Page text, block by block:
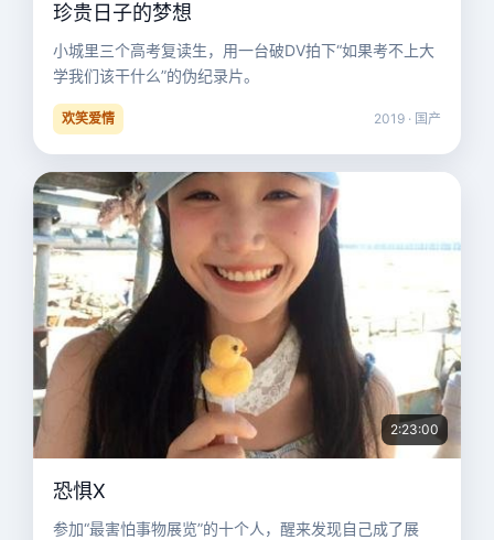
珍贵日子的梦想
小城里三个高考复读生，用一台破DV拍下“如果考不上大
学我们该干什么”的伪纪录片。
欢笑爱情 2019 · 国产
2:23:00
恐惧X
参加“最害怕事物展览”的十个人，醒来发现自己成了展